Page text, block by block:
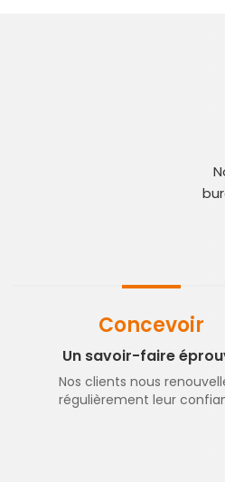
Concevoir
Un savoir-faire
Nos clients nous
régulièrement leur